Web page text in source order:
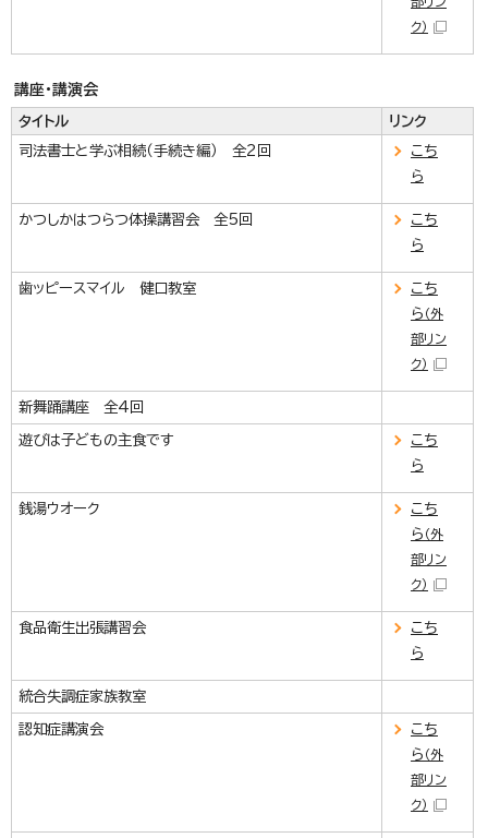
ク）
講座・講演会
タイトル
リンク
司法書士と学ぶ相続（手続き編） 全2回
こち
ら
かつしかはつらつ体操講習会 全5回
こち
ら
歯ッピースマイル 健口教室
こち
ら （外
部リン
ク）
新舞踊講座 全4回
遊びは子どもの主食です
こち
ら
銭湯ウオーク
こち
ら （外
部リン
ク）
食品衛生出張講習会
こち
ら
統合失調症家族教室
認知症講演会
こち
ら （外
部リン
ク）